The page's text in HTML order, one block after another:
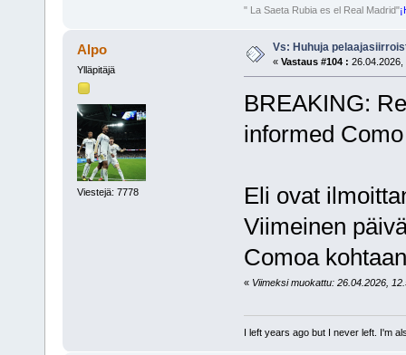
" La Saeta Rubia es el Real Madrid"
Alpo
Ylläpitäjä
Viestejä: 7778
Vs: Huhuja
« Vastaus #104 : 26.04.2026,
BREAKING:
informed
Eli ovat
Viimeinen
Comoa
« Viimeksi muokattu: 26.04.2026,
I left years ago but I never left. I'm